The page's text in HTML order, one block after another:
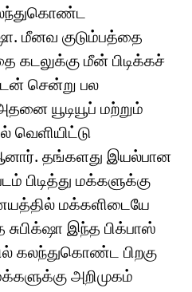
மீனவ குடும்பத்தை
கடலுக்கு மீன் பிடிக்கச்
சென்று பல
யூடியூப் மற்றும்
வெளியிட்டு
தங்களது இயல்பான
பிடித்து மக்களுக்கு
மக்களிடையே
இந்த பிக்பாஸ்
கலந்துகொண்ட பிறகு
அறிமுகம்